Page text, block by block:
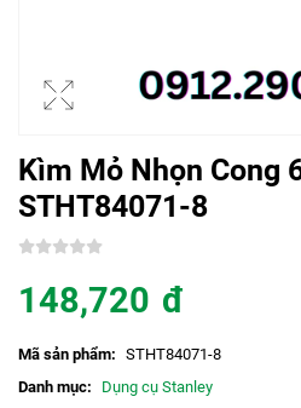
Kìm Mỏ Nhọn Cong
STHT84071-8
148,720 đ
Mã sản phẩm: STHT84071-8
Danh mục:
Dụng cụ Stanley